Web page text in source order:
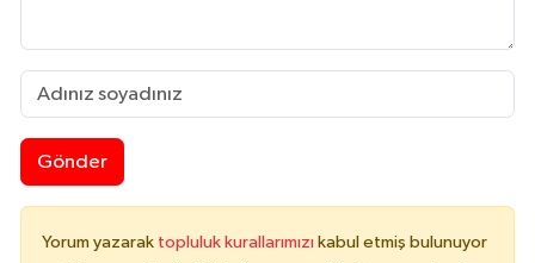
Gönder
Yorum yazarak topluluk kurallarımızı kabul etmiş bulunuyor